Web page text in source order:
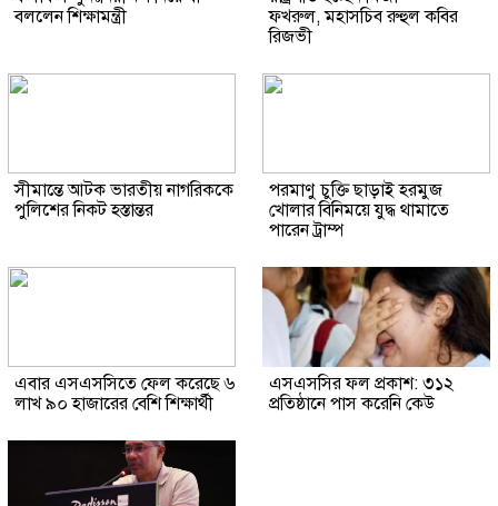
বললেন শিক্ষামন্ত্রী
ফখরুল, মহাসচিব রুহুল কবির
রিজভী
সীমান্তে আটক ভারতীয় নাগরিককে
পুলিশের নিকট হস্তান্তর
পরমাণু চুক্তি ছাড়াই হরমুজ
খোলার বিনিময়ে যুদ্ধ থামাতে
পারেন ট্রাম্প
এবার এসএসসিতে ফেল করেছে ৬
লাখ ৯০ হাজারের বেশি শিক্ষার্থী
এসএসসির ফল প্রকাশ: ৩১২
প্রতিষ্ঠানে পাস করেনি কেউ